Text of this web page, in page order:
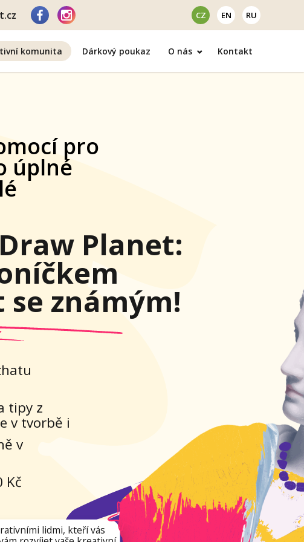
CZ EN RU
komunita Dárkový poukaz O nás Kontakt
i
kreativní
energie